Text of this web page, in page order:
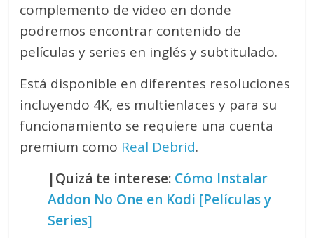
complemento de video en donde
podremos encontrar contenido de
películas y series en inglés y subtitulado.
Está disponible en diferentes resoluciones
incluyendo 4K, es multienlaces y para su
funcionamiento se requiere una cuenta
premium como Real Debrid.
|Quizá te interese: Cómo Instalar
Addon No One en Kodi [Películas y
Series]